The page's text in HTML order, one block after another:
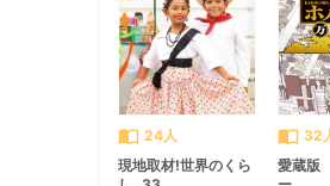
import_contacts 24人
現地取材!世界のくら
import_contacts 32
愛蔵版